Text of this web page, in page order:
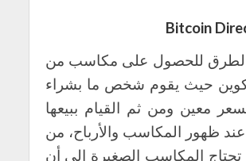
Bitcoin
للحصول على مكاسب من
حيث يقوم شخص ما بشراء
معين ومن ثم القيام ببيعها
ظهور المكاسب والأرباح، من
المكاسب الصغيرة إلى أن